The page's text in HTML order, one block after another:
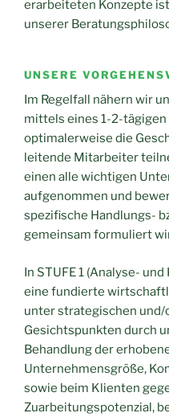
erarbeiteten Konzepte
unserer
UNSERE
Im Regelfall nähern wir
mittels eines 1-2-tägigen
optimalerweise die
leitende Mitarbeiter
einen alle wichtigen
aufgenommen und
spezifische Handlungs-
gemeinsam formuliert
In STUFE 1 (Analyse-
eine fundierte
unter strategischen und/
Gesichtspunkten durch
Behandlung der
Unternehmensgröße,
sowie beim Klienten
Zuarbeitungspotenzial,